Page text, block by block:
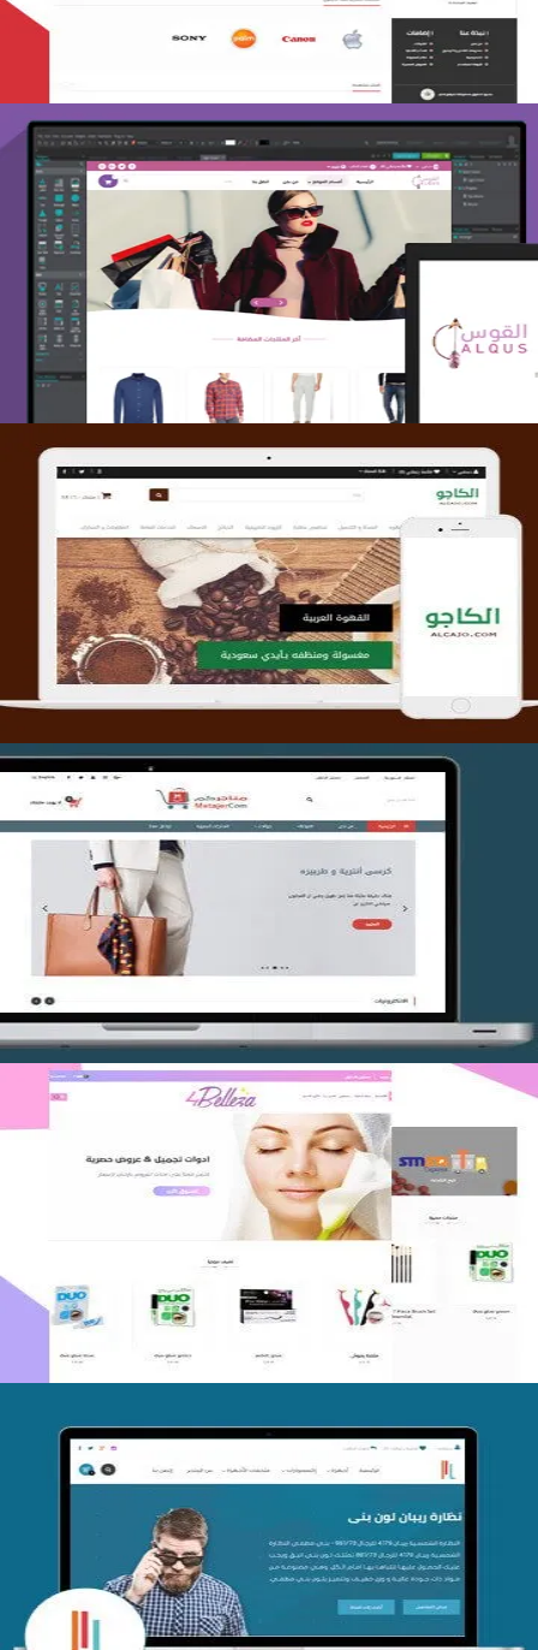
تصميم متجر القوس
التفاصيل
تصميم متجر الكاجو
التفاصيل
تصميم متجر متاجركم
اعادة تصميم متجر فوربليزا
التفاصيل
تصميم متجر اي كير
التفاصيل